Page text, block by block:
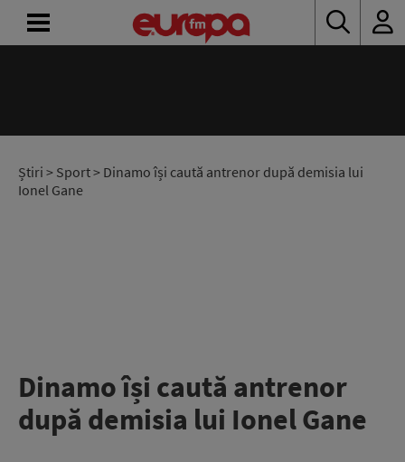
Știri > Sport> Dinamo își caută antrenor după demisia lui
Ionel Gane
Dinamo își caută antrenor
după demisia lui Ionel Gane
RADIO